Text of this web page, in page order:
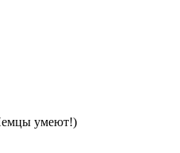
умеют!)